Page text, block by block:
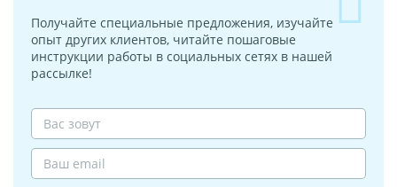
Получайте специальные предложения, изучайте
опыт других клиентов, читайте пошаговые
инструкции работы в социальных сетях в нашей
рассылке!